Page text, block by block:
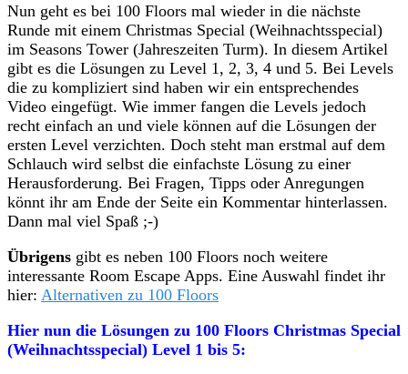
Nun geht es bei 100 Floors mal wieder in die nächste
Runde mit einem Christmas Special (Weihnachtsspecial)
im Seasons Tower (Jahreszeiten Turm). In diesem Artikel
gibt es die Lösungen zu Level 1, 2, 3, 4 und 5. Bei Levels
die zu kompliziert sind haben wir ein entsprechendes
Video eingefügt. Wie immer fangen die Levels jedoch
recht einfach an und viele können auf die Lösungen der
ersten Level verzichten. Doch steht man erstmal auf dem
Schlauch wird selbst die einfachste Lösung zu einer
Herausforderung. Bei Fragen, Tipps oder Anregungen
könnt ihr am Ende der Seite ein Kommentar hinterlassen.
Dann mal viel Spaß ;-)
Übrigens gibt es neben 100 Floors noch weitere
interessante Room Escape Apps. Eine Auswahl findet ihr
hier: Alternativen zu 100 Floors
Hier nun die Lösungen zu 100 Floors Christmas Special
(Weihnachtsspecial) Level 1 bis 5: